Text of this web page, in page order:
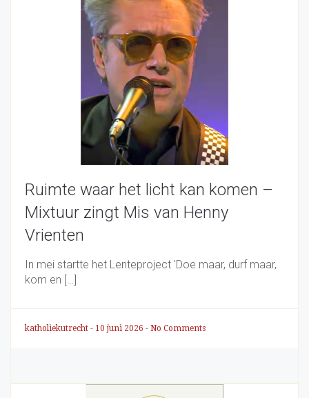
Ruimte waar het licht kan komen –
Mixtuur zingt Mis van Henny
Vrienten
In mei startte het Lenteproject 'Doe maar, durf maar,
kom en […]
katholiekutrecht - 10 juni 2026 - No Comments